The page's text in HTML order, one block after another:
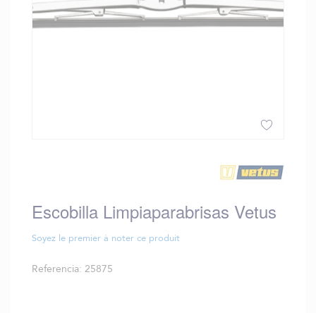
la
galería
de
Escobilla Limpiaparabrisas Vetus
Soyez le premier à noter ce produit
Referencia 25875